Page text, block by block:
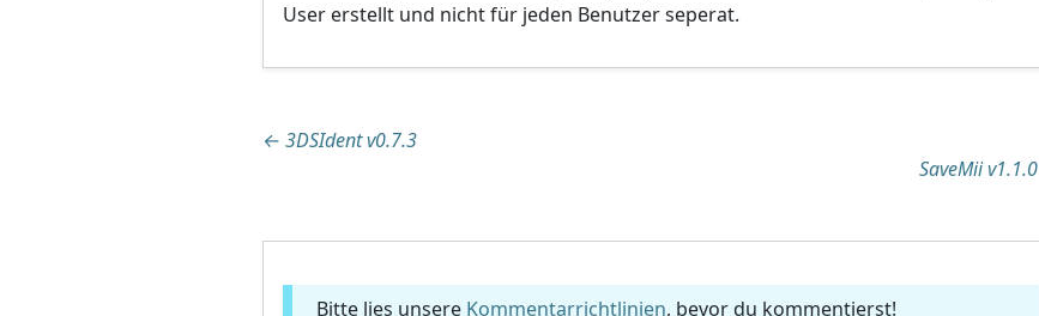
User erstellt und nicht für jeden Benutzer seperat.
Beitragsnavigation
← 3DSIdent v0.7.3
SaveMii v1.1.0
Bitte lies unsere Kommentarrichtlinien, bevor du kommentierst!